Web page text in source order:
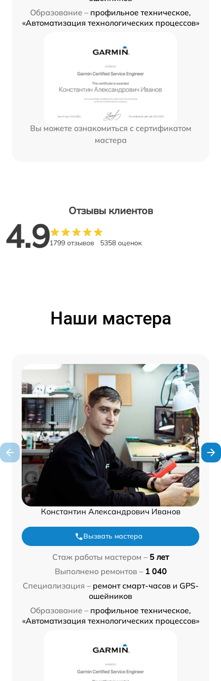
Образование – профильное техническое,
«Автоматизация технологических процессов»
Вы можете ознакомиться с сертификатом
мастера
Отзывы клиентов
4.91799 отзывов 5358 оценок
Наши мастера
Константин Александрович Иванов
Вызвать мастера
Стаж работы мастером – 5 лет
Выполнено ремонтов – 1 040
Специализация – ремонт смарт-часов и GPS-
ошейников
Образование – профильное техническое,
«Автоматизация технологических процессов»